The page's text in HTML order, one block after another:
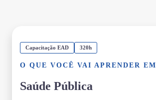
Capacitação EAD 320h
O QUE VOCÊ VAI APRENDER EM
Saúde Pública